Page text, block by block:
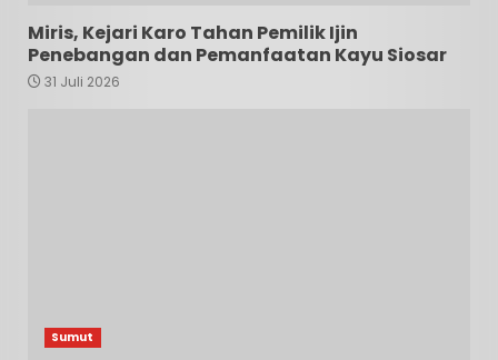
Miris, Kejari Karo Tahan Pemilik Ijin
Penebangan dan Pemanfaatan Kayu Siosar
31 Juli 2026
Sumut